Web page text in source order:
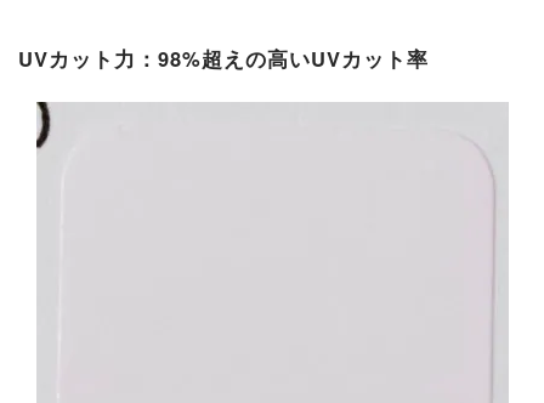
UVカット力：98%超えの高いUVカット率